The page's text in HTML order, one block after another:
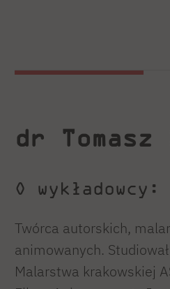
dr
O wykładowcy:
Twórca autorskich,
animowanych.
Malarstwa krakowskiej